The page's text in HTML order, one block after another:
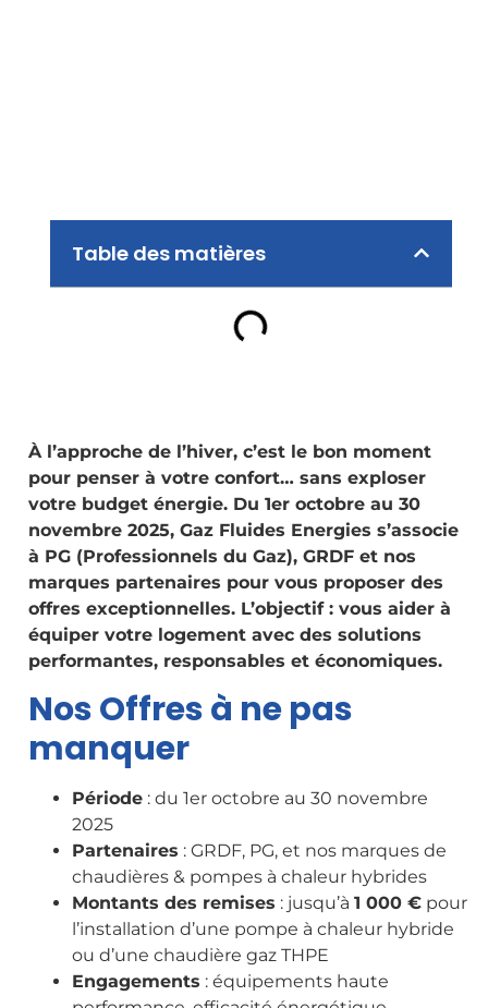
Table des matières
À l’approche de l’hiver, c’est le bon moment
pour penser à votre confort… sans exploser
votre budget énergie. Du 1er octobre au 30
novembre 2025, Gaz Fluides Energies s’associe
à PG (Professionnels du Gaz), GRDF et nos
marques partenaires pour vous proposer des
offres exceptionnelles. L’objectif : vous aider à
équiper votre logement avec des solutions
performantes, responsables et économiques.
Nos Offres à ne pas
manquer
Période : du 1er octobre au 30 novembre
2025
Partenaires : GRDF, PG, et nos marques de
chaudières & pompes à chaleur hybrides
Montants des remises : jusqu’à1 000 € pour
l’installation d’une pompe à chaleur hybride
ou d’une chaudière gaz THPE
Engagements : équipements haute